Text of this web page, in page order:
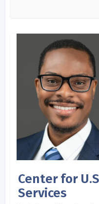
Center for
Services